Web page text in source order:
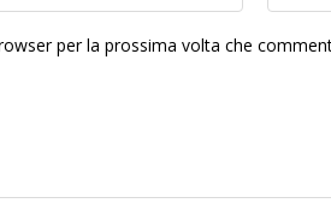
per la prossima volta che